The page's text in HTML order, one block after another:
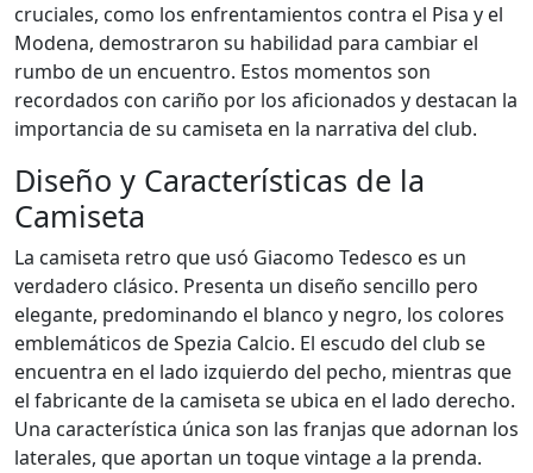
cruciales, como los enfrentamientos contra el Pisa y el
Modena, demostraron su habilidad para cambiar el
rumbo de un encuentro. Estos momentos son
recordados con cariño por los aficionados y destacan la
importancia de su camiseta en la narrativa del club.
Diseño y Características de la
Camiseta
La camiseta retro que usó Giacomo Tedesco es un
verdadero clásico. Presenta un diseño sencillo pero
elegante, predominando el blanco y negro, los colores
emblemáticos de Spezia Calcio. El escudo del club se
encuentra en el lado izquierdo del pecho, mientras que
el fabricante de la camiseta se ubica en el lado derecho.
Una característica única son las franjas que adornan los
laterales, que aportan un toque vintage a la prenda.